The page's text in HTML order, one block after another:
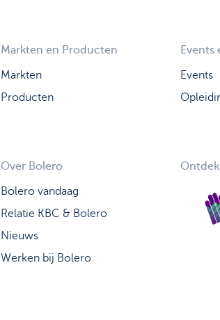
Markten en Producten
Markten
Producten
Events
Events
Over Bolero
Bolero vandaag
Relatie KBC & Bolero
Nieuws
Werken bij Bolero